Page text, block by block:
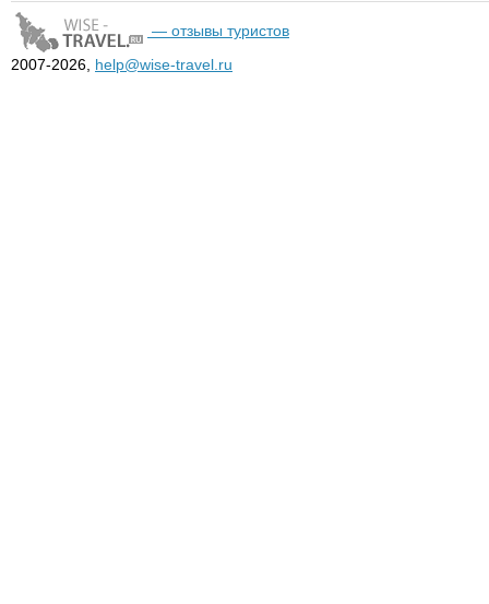
— отзывы туристов
2007-2026, help@wise-travel.ru